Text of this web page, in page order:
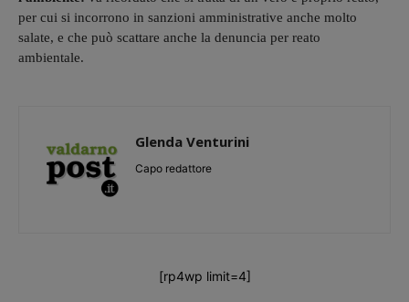
per cui si incorrono in sanzioni amministrative anche molto
salate, e che può scattare anche la denuncia per reato
ambientale.
Glenda Venturini
Capo redattore
[rp4wp limit=4]